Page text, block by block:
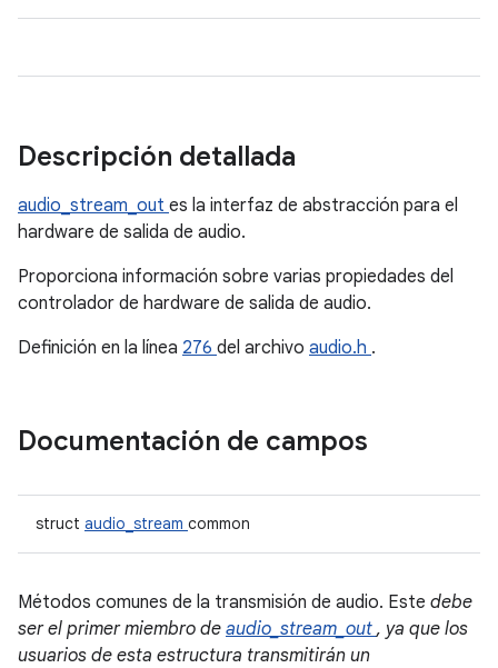
Descripción detallada
audio_stream_out es la interfaz de abstracción para el
hardware de salida de audio.
Proporciona información sobre varias propiedades del
controlador de hardware de salida de audio.
Definición en la línea 276 del archivo audio.h .
Documentación de campos
struct audio_stream common
Métodos comunes de la transmisión de audio. Este debe
ser el primer miembro de audio_stream_out, ya que los
usuarios de esta estructura transmitirán un